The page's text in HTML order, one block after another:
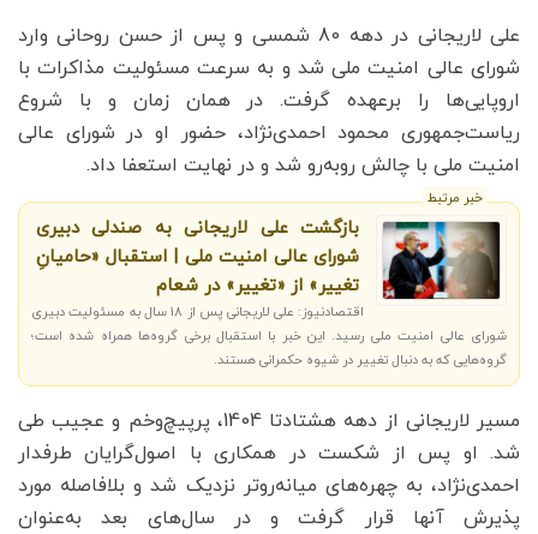
علی لاریجانی در دهه 80 شمسی و پس از حسن روحانی وارد
شورای عالی امنیت ملی شد و به سرعت مسئولیت مذاکرات با
اروپایی‌ها را برعهده گرفت. در همان زمان و با شروع
ریاست‌جمهوری محمود احمدی‌نژاد، حضور او در شورای عالی
امنیت ملی با چالش روبه‌رو شد و در نهایت استعفا داد.
خبر مرتبط
بازگشت علی لاریجانی به صندلی دبیری
شورای عالی امنیت ملی | استقبال «حامیانِ
تغییر» از «تغییر» در شعام
اقتصادنیوز: علی لاریجانی پس از 18 سال به مسئولیت دبیری
شورای عالی امنیت ملی رسید. این خبر با استقبال برخی گروه‌ها همراه شده است؛
گروه‌هایی که به دنبال تغییر در شیوه حکمرانی هستند.
مسیر لاریجانی از دهه هشتادتا 1404، پرپیچ‌وخم و عجیب طی
شد. او پس از شکست در همکاری با اصول‌گرایان طرفدار
احمدی‌نژاد، به چهره‌های میانه‌روتر نزدیک شد و بلافاصله مورد
پذیرش آنها قرار گرفت و در سال‌های بعد به‌عنوان